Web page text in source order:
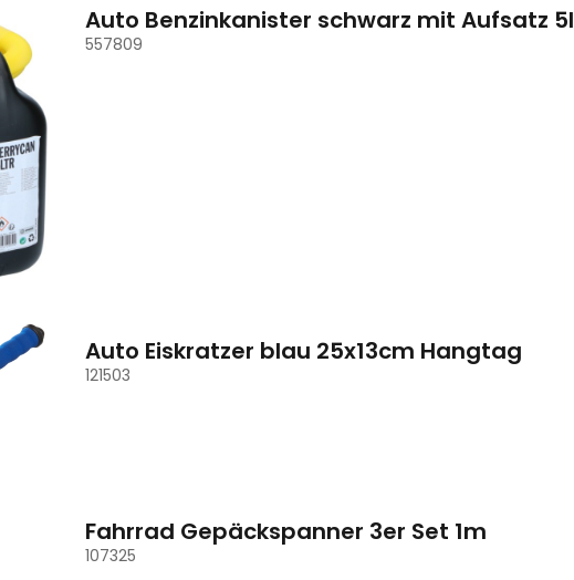
Auto Benzinkanister schwarz mit Aufsatz 5l
557809
Auto Eiskratzer blau 25x13cm Hangtag
121503
Fahrrad Gepäckspanner 3er Set 1m
107325